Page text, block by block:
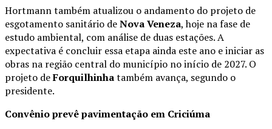
Hortmann também atualizou o andamento do projeto de
esgotamento sanitário deNova Veneza, hoje na fase de
estudo ambiental, com análise de duas estações. A
expectativa é concluir essa etapa ainda este ano e iniciar as
obras na região central do município no início de 2027. O
projeto deForquilhinhatambém avança, segundo o
presidente.
Convênio prevê pavimentação em Criciúma